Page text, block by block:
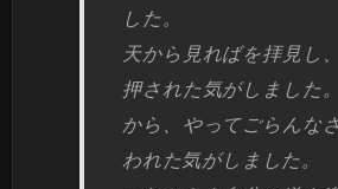
した。
天から見ればを拝見し
押された気がしました
から、やってごらんな
われた気がしました。